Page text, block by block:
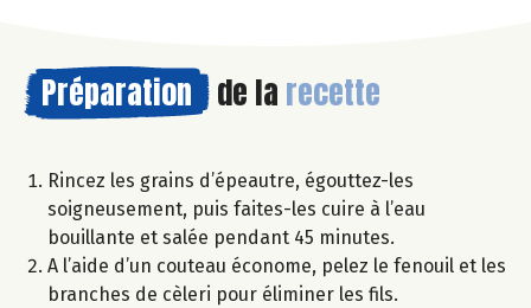
Préparation de la recette
Rincez les grains d’épeautre, égouttez-les
soigneusement, puis faites-les cuire à l’eau
bouillante et salée pendant 45 minutes.
A l’aide d’un couteau économe, pelez le fenouil et les
branches de cèleri pour éliminer les fils.